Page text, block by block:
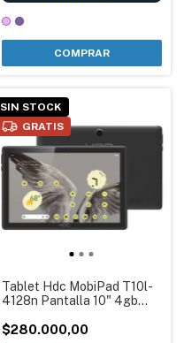
COMPRAR
SIN STOCK
GRATIS
Tablet Hdc MobiPad T10l-
4128n Pantalla 10" 4gb
Entretenimiento
$280.000,00